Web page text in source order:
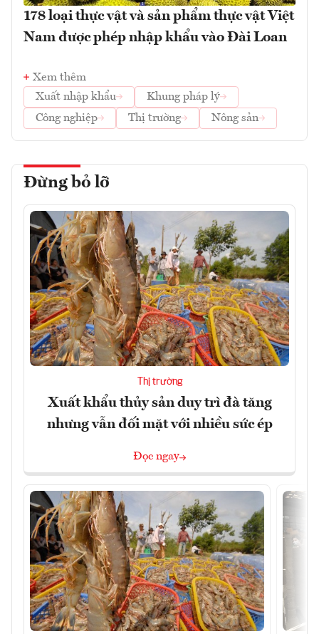
178 loại thực vật và sản phẩm thực vật Việt
Nam được phép nhập khẩu vào Đài Loan
Xem thêm
Xuất nhập khẩu
Khung pháp lý
Công nghiệp
Thị trường Nông sản
Đừng bỏ lỡ
Thị trường
Xuất khẩu thủy sản duy trì đà tăng
nhưng vẫn đối mặt với nhiều sức ép
Đọc ngay